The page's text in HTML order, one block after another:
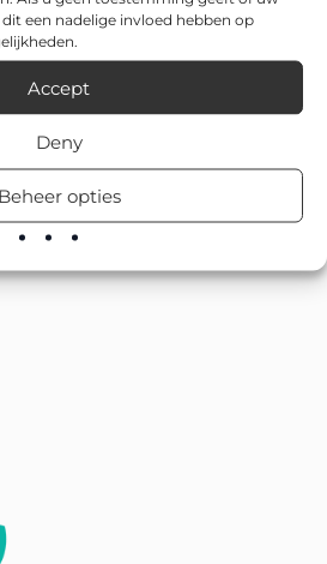
een nadelige invloed hebben op
Accept
Deny
Beheer opties